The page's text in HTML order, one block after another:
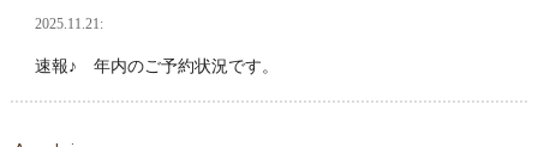
2025.11.21:
速報♪ 年内のご予約状況です。